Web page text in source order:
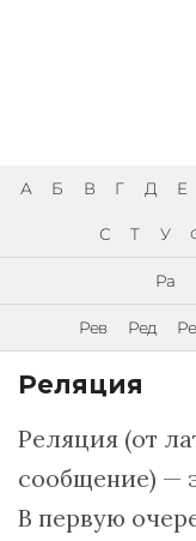
А Б В Г Д Е
С Т У
Ра
Рев Ред
Реляция
Реляция (от
сообщение) —
В первую